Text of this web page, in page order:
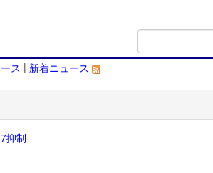
ス | 新着ニュース
抑制